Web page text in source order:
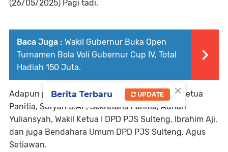
(26/05/2025) Pagi tadi.
Baca Juga : Wakil Gubernur Buka Open
Turnamen Bola Voli Gubernur Cup IV, Total
Hadiah 150 Juta.
Adapun pihak Panitia dihadiri langsung oleh Ketua
Panitia, Sofyan S.AP, Sekretaris Panitia, Adrian
Yuliansyah, Wakil Ketua I DPD PJS Sulteng, Ibrahim Aji,
dan juga Bendahara Umum DPD PJS Sulteng, Agus
Setiawan.
×
Berita Terbaru UPDATE